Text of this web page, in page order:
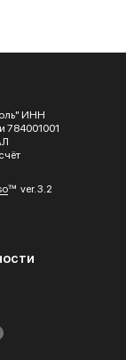
ИНН
784001001
ver. 3.2